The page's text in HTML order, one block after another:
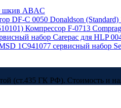
шкив ABAC
DF-C 0050 Donaldson (Standard)
Компрессор F-0713 Comprag
набор Carepac для HLP
1C941077 сервисный набор
(ст.435 ГК РФ). Стоимость и